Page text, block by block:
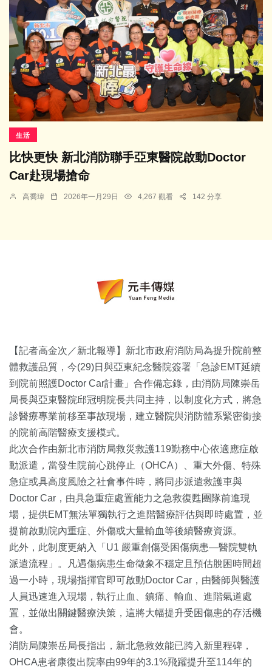
生活
比快更快 新北消防聯手亞東醫院啟動Doctor
Car赴現場搶命
高喬瑋 2026年一月29日 4,267 觀看 142 分享
【記者高金次／新北報導】新北市政府消防局為提升院前整
體救護品質，今(29)日與亞東紀念醫院簽署「急診EMT延續
到院前照護Doctor Car計畫」合作備忘錄，由消防局陳崇岳
局長與亞東醫院邱冠明院長共同主持，以制度化方式，將急
診醫療專業前移至事故現場，建立醫院與消防體系緊密銜接
的院前高階醫療支援模式。
此次合作由新北市消防局救災救護119勤務中心依適應症啟
動派遣，當發生院前心跳停止（OHCA）、重大外傷、特殊
急症或具高度風險之社會事件時，將同步派遣救護車與
Doctor Car，由具急重症處置能力之急救復甦團隊前進現
場，提供EMT無法單獨執行之進階醫療評估與即時處置，並
提前啟動院內重症、外傷或大量輸血等後續醫療資源。
此外，此制度更納入「U1 嚴重創傷受困傷病患—醫院雙軌
派遣流程」。凡遇傷病患生命徵象不穩定且預估脫困時間超
過一小時，現場指揮官即可啟動Doctor Car，由醫師與醫護
人員迅速進入現場，執行止血、鎮痛、輸血、進階氣道處
置，並做出關鍵醫療決策，這將大幅提升受困傷患的存活機
會。
消防局陳崇岳局長指出，新北急救效能已跨入新里程碑，
OHCA患者康復出院率由99年的3.1%飛躍提升至114年的